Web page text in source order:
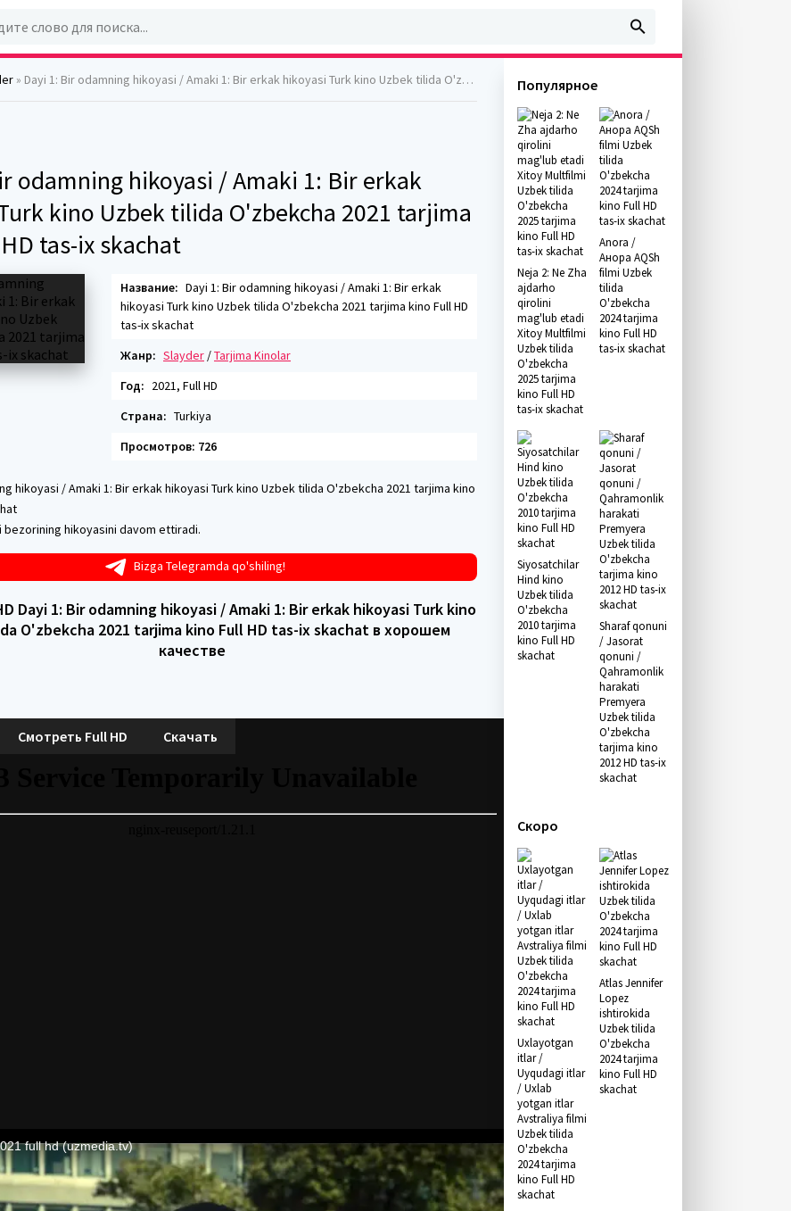
» Dayi 1: Bir odamning hikoyasi / Amaki 1: Bir erkak hikoyasi Turk kino Uzbek tilida O'zbekcha 2021 tarjima kino Full HD tas-ix skachat
odamning hikoyasi / Amaki 1: Bir erkak
kino Uzbek tilida O'zbekcha 2021 tarjima
tas-ix skachat
Название: Dayi 1: Bir odamning hikoyasi / Amaki 1: Bir erkak
hikoyasi Turk kino Uzbek tilida O'zbekcha 2021 tarjima kino Full HD
tas-ix skachat
Жанр: Slayder /Tarjima Kinolar
Год: 2021, Full HD
Страна: Turkiya
Просмотров: 726
hikoyasi / Amaki 1: Bir erkak hikoyasi Turk kino Uzbek tilida O'zbekcha 2021 tarjima kino
bezorining hikoyasini davom ettiradi.
Bizga Telegramda qo'shiling!
Dayi 1: Bir odamning hikoyasi / Amaki 1: Bir erkak hikoyasi Turk kino
O'zbekcha 2021 tarjima kino Full HD tas-ix skachat в хорошем
качестве
Смотреть Full HD Скачать
Популярное
Neja 2: Ne Zha
ajdarho
qirolini
mag'lub etadi
Xitoy Multfilmi
Uzbek tilida
O'zbekcha
2025 tarjima
kino Full HD
tas-ix skachat
Anora /
Анора AQSh
filmi Uzbek
tilida
O'zbekcha
2024 tarjima
kino Full HD
tas-ix skachat
Siyosatchilar
Hind kino
Uzbek tilida
O'zbekcha
2010 tarjima
kino Full HD
skachat
Sharaf qonuni
/ Jasorat
qonuni /
Qahramonlik
harakati
Premyera
Uzbek tilida
O'zbekcha
tarjima kino
2012 HD tas-ix
skachat
Скоро
Uxlayotgan
itlar /
Uyqudagi itlar
/ Uxlab
yotgan itlar
Avstraliya filmi
Uzbek tilida
O'zbekcha
2024 tarjima
kino Full HD
skachat
Atlas Jennifer
Lopez
ishtirokida
Uzbek tilida
O'zbekcha
2024 tarjima
kino Full HD
skachat